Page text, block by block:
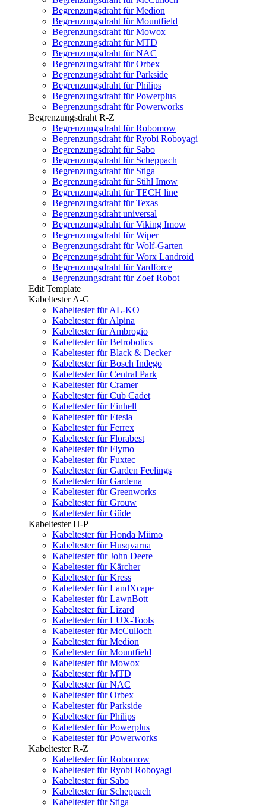
Begrenzungsdraht für Medion
Begrenzungsdraht für Mountfield
Begrenzungsdraht für Mowox
Begrenzungsdraht für MTD
Begrenzungsdraht für NAC
Begrenzungsdraht für Orbex
Begrenzungsdraht für Parkside
Begrenzungsdraht für Philips
Begrenzungsdraht für Powerplus
Begrenzungsdraht für Powerworks
Begrenzungsdraht R-Z
Begrenzungsdraht für Robomow
Begrenzungsdraht für Ryobi Roboyagi
Begrenzungsdraht für Sabo
Begrenzungsdraht für Scheppach
Begrenzungsdraht für Stiga
Begrenzungsdraht für Stihl Imow
Begrenzungsdraht für TECH line
Begrenzungsdraht für Texas
Begrenzungsdraht universal
Begrenzungsdraht für Viking Imow
Begrenzungsdraht für Wiper
Begrenzungsdraht für Wolf-Garten
Begrenzungsdraht für Worx Landroid
Begrenzungsdraht für Yardforce
Begrenzungsdraht für Zoef Robot
Edit Template
Kabeltester A-G
Kabeltester für AL-KO
Kabeltester für Alpina
Kabeltester für Ambrogio
Kabeltester für Belrobotics
Kabeltester für Black & Decker
Kabeltester für Bosch Indego
Kabeltester für Central Park
Kabeltester für Cramer
Kabeltester für Cub Cadet
Kabeltester für Einhell
Kabeltester für Etesia
Kabeltester für Ferrex
Kabeltester für Florabest
Kabeltester für Flymo
Kabeltester für Fuxtec
Kabeltester für Garden Feelings
Kabeltester für Gardena
Kabeltester für Greenworks
Kabeltester für Grouw
Kabeltester für Güde
Kabeltester H-P
Kabeltester für Honda Miimo
Kabeltester für Husqvarna
Kabeltester für John Deere
Kabeltester für Kärcher
Kabeltester für Kress
Kabeltester für LandXcape
Kabeltester für LawnBott
Kabeltester für Lizard
Kabeltester für LUX-Tools
Kabeltester für McCulloch
Kabeltester für Medion
Kabeltester für Mountfield
Kabeltester für Mowox
Kabeltester für MTD
Kabeltester für NAC
Kabeltester für Orbex
Kabeltester für Parkside
Kabeltester für Philips
Kabeltester für Powerplus
Kabeltester für Powerworks
Kabeltester R-Z
Kabeltester für Robomow
Kabeltester für Ryobi Roboyagi
Kabeltester für Sabo
Kabeltester für Scheppach
Kabeltester für Stiga